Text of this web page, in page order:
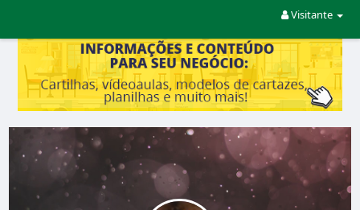
Visitante